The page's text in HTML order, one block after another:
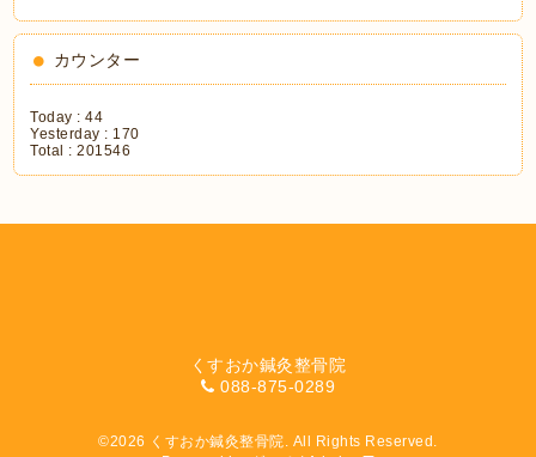
カウンター
Today :44
Yesterday : 170
Total :201546
くすおか鍼灸整骨院
088-875-0289
©2026 くすおか鍼灸整骨院. All Rights Reserved.